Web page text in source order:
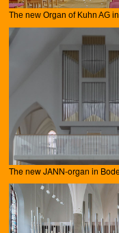
The new Organ of Kuhn AG
The new JANN-organ in